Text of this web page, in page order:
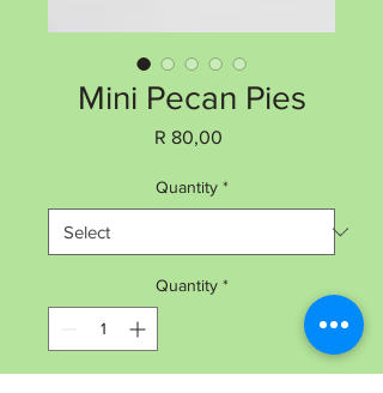
Mini Pecan Pies
R 80,00
Quantity *
Quantity *